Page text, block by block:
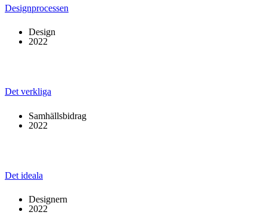
Designprocessen
Design
2022
Det verkliga
Samhällsbidrag
2022
Det ideala
Designern
2022